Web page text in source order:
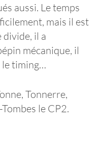
aussi. Le temps
mais il est
divide, il a
mécanique, il
le timing…
Tonnerre,
le CP2.